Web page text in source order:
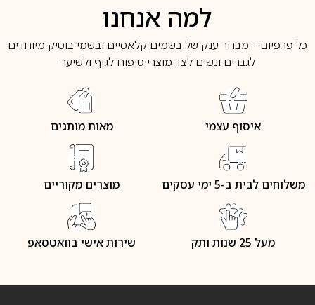
למה אנחנו
כל פרפיום – מבחר ענק של בשמים קלאסיים ובשמי בוטיק מיוחדים
לגברים ונשים לצד מוצרי טיפוח לגוף ולשיער
איסוף עצמי מאות מותגים
משלוחים לבית ב-5 ימי עסקים מוצרים מקוריים
מעל 25 שנות ותק שירות אישי בוואטסאפ